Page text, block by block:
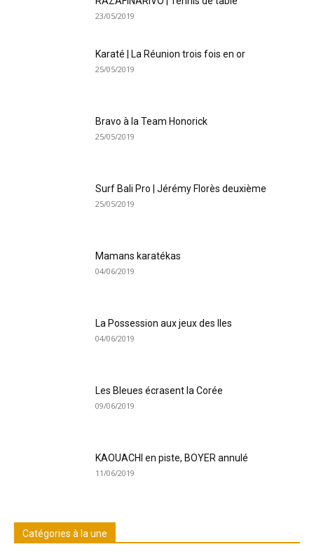
23/05/2019
Karaté | La Réunion trois fois en or
25/05/2019
Bravo à la Team Honorick
25/05/2019
Surf Bali Pro | Jérémy Florès deuxième
25/05/2019
Mamans karatékas
04/06/2019
La Possession aux jeux des Iles
04/06/2019
Les Bleues écrasent la Corée
09/06/2019
KAOUACHI en piste, BOYER annulé
11/06/2019
Catégories à la une